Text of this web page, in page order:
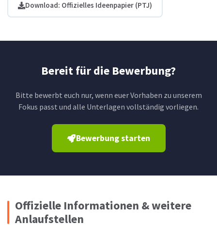
Download: Offizielles Ideenpapier (PTJ)
Bereit für die Bewerbung?
Bitte bewerbt euch nur, wenn euer Vorhaben zu unserem
Fokus passt und alle Unterlagen vollständig vorliegen.
Bewerbung starten
Offizielle Informationen & weitere
Anlaufstellen